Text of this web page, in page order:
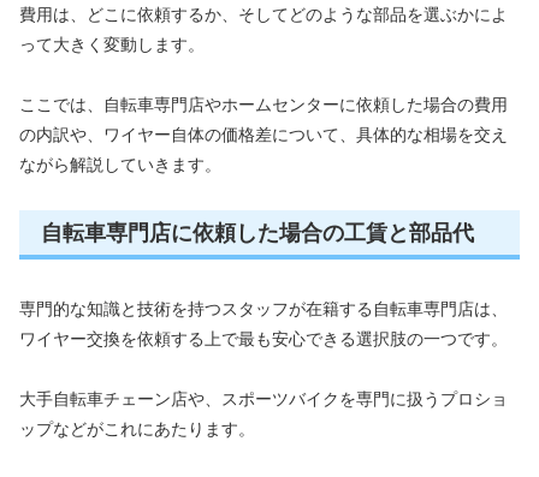
費用は、どこに依頼するか、そしてどのような部品を選ぶかによ
って大きく変動します。
ここでは、自転車専門店やホームセンターに依頼した場合の費用
の内訳や、ワイヤー自体の価格差について、具体的な相場を交え
ながら解説していきます。
自転車専門店に依頼した場合の工賃と部品代
専門的な知識と技術を持つスタッフが在籍する自転車専門店は、
ワイヤー交換を依頼する上で最も安心できる選択肢の一つです。
大手自転車チェーン店や、スポーツバイクを専門に扱うプロショ
ップなどがこれにあたります。